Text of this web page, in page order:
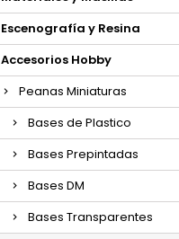
Escenografía y Resina
Accesorios Hobby
Peanas Miniaturas
Bases de Plastico
Bases Prepintadas
Bases DM
Bases Transparentes